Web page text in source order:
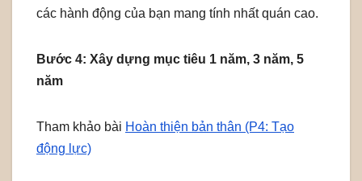
các hành động của bạn mang tính nhất quán cao.
Bước 4: Xây dựng mục tiêu 1 năm, 3 năm, 5
năm
Tham khảo bài Hoàn thiện bản thân (P4: Tạo
động lực)